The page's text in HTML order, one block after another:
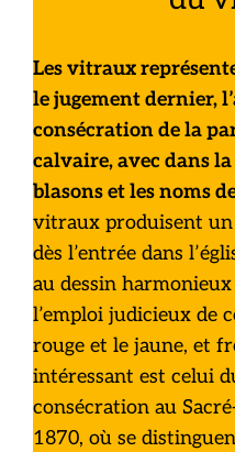
Les vitraux
le jugement dernier,
consécration de la
calvaire, avec dans
blasons et les noms
vitraux produisent
dès l’entrée dans
au dessin harmonieux
l’emploi judicieux de
rouge et le jaune, et
intéressant est celui
consécration au
1870, où se